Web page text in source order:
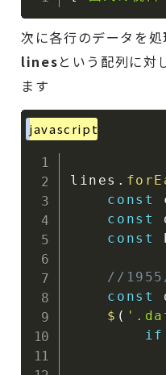
次に各行のデータを処
linesという配列に対
ます
javascript
lines .
const
const
const
//
const
$ (
if